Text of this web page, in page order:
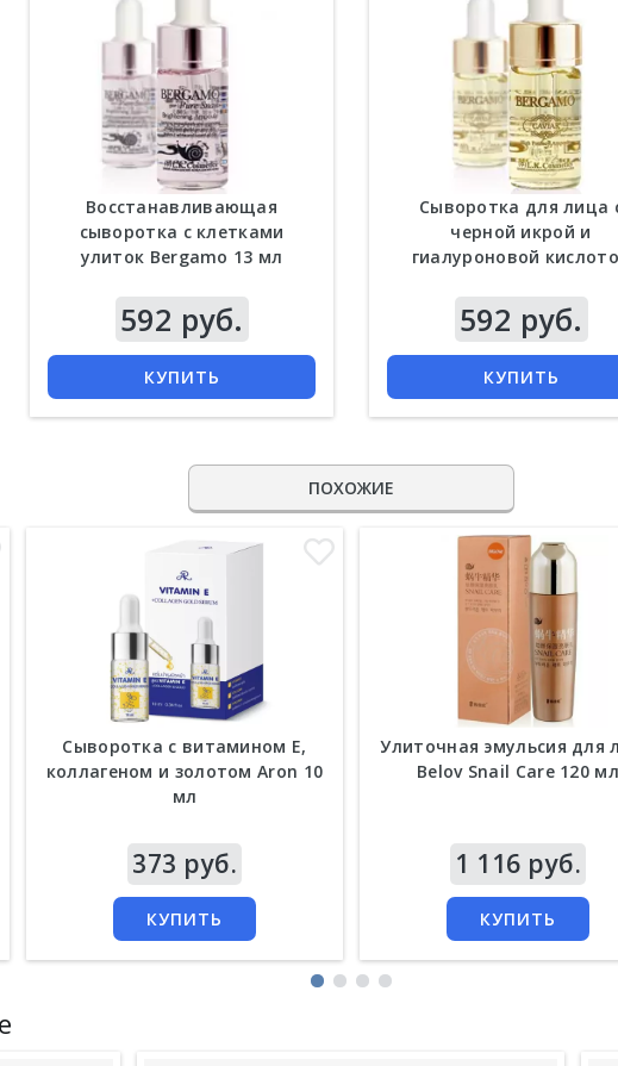
Восстанавливающая
сыворотка с клетками
улиток Bergamo 13 мл
592 руб.
КУПИТЬ
Сыворотка для лица
черной икрой и
гиалуроновой
592 руб.
КУПИТЬ
ПОХОЖИЕ
Сыворотка с витамином E,
коллагеном и золотом Aron 10
мл
373 руб.
КУПИТЬ
Улиточная эмульсия для
Belov Snail Care 120 мл
1 116 руб.
КУПИТЬ